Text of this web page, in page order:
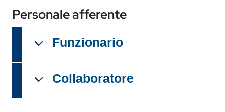
Personale afferente
Funzionario
Collaboratore